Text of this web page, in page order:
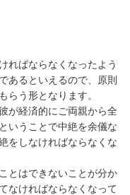
ればならなくなったよう
あるといえるので、原則
らう形となります。
が経済的にご両親から全
いうことで中絶を余儀な
をしなければならなくな
とはできないことが分か
なければならなくなって